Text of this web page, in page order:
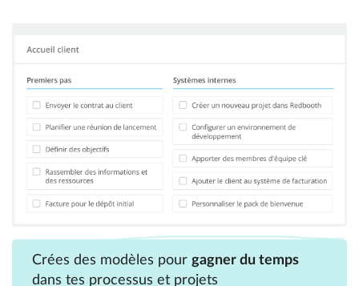
Crées des modèles pour gagner du temps
dans tes processus et projets